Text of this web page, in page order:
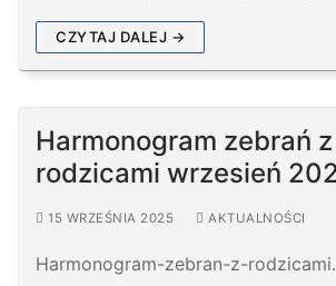
CZYTAJ DALEJ →
Harmonogram zebrań z
rodzicami wrzesień
15 WRZEŚNIA 2025 AKTUALNOŚCI
Harmonogram-zebran-z-